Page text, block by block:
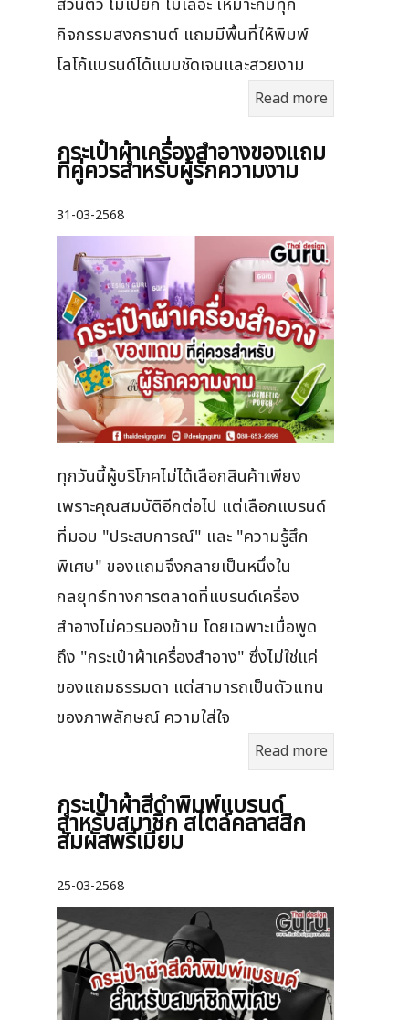
กิจกรรมสงกรานต์ แถมมีพื้นที่ให้พิมพ์
โลโก้แบรนด์ได้แบบชัดเจนและสวยงาม
Read more
กระเป๋าผ้าเครื่องสําอางของแถม
ที่คู่ควรสำหรับผู้รักความงาม
31-03-2568
ทุกวันนี้ผู้บริโภคไม่ได้เลือกสินค้าเพียง
เพราะคุณสมบัติอีกต่อไป แต่เลือกแบรนด์
ที่มอบ "ประสบการณ์" และ "ความรู้สึก
พิเศษ" ของแถมจึงกลายเป็นหนึ่งใน
กลยุทธ์ทางการตลาดที่แบรนด์เครื่อง
สำอางไม่ควรมองข้าม โดยเฉพาะเมื่อพูด
ถึง "กระเป๋าผ้าเครื่องสำอาง" ซึ่งไม่ใช่แค่
ของแถมธรรมดา แต่สามารถเป็นตัวแทน
ของภาพลักษณ์ ความใส่ใจ
Read more
กระเป๋าผ้าสีดำพิมพ์แบรนด์
สำหรับสมาชิก สไตล์คลาสสิก
สัมผัสพรีเมียม
25-03-2568